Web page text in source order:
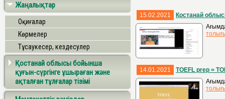
Жаңалықтар
Оқиғалар
Көрмелер
Тұсаукесер, кездесулер
Қостанай облысы бойынша
қуғын-сүргінге ұшыраған және
ақталған тұлғалар тізімі
15.02.2021
Қостанай
14.01.2021
TOEFL prep =